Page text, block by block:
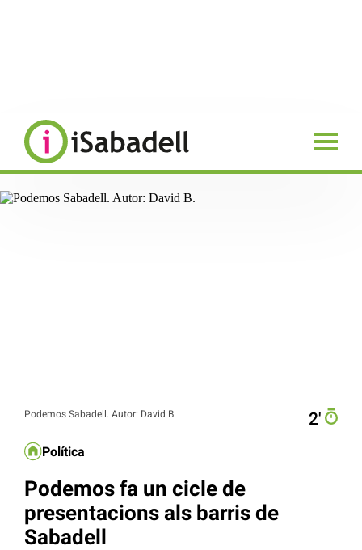
Podemos Sabadell. Autor: David B. 2′
Política
Podemos fa un cicle de
presentacions als barris de
Sabadell